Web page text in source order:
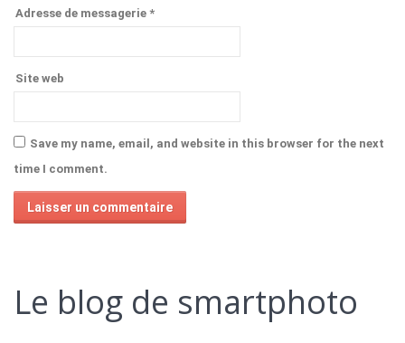
Adresse de messagerie *
Site web
Save my name, email, and website in this browser for the next
time I comment.
Le blog de smartphoto